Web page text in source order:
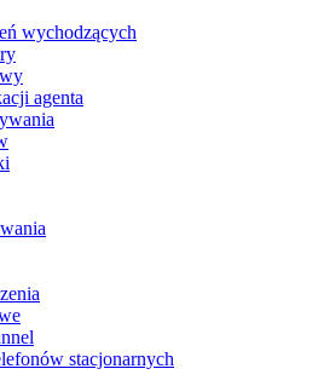
wychodzących
agenta
stacjonarnych